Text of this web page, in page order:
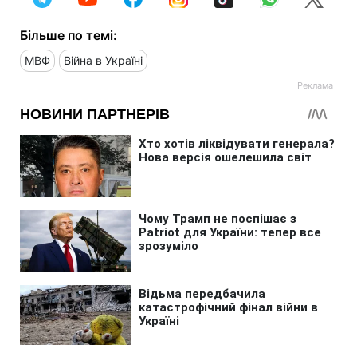
Більше по темі:
МВФ Війна в Україні